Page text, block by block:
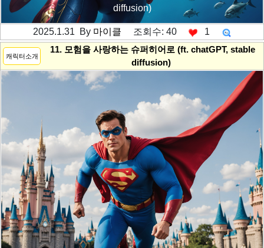
diffusion)
2025.1.31 By 마이클 조회수: 40 1
캐릭터소개
11. 모험을 사랑하는 슈퍼히어로 (ft. chatGPT, stable
diffusion)